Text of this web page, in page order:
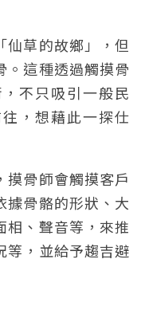
仙草的故鄉」，但
。這種透過觸摸骨
不只吸引一般民
，想藉此一探仕
摸骨師會觸摸客戶
據骨骼的形狀、大
相、聲音等，來推
等，並給予趨吉避